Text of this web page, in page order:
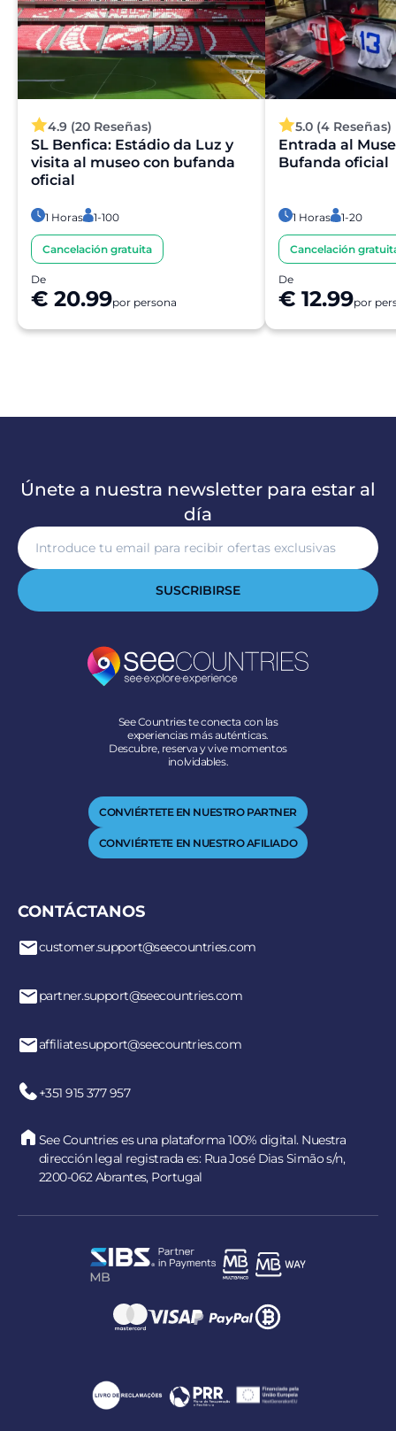
4.9 (20 Reseñas)
SL Benfica: Estádio da Luz y
visita al museo con bufanda
oficial
1 Horas 1-100
Cancelación gratuita
De
€ 20.99por persona
5.0 (4 Reseñas)
Entrada al
Bufanda oficial
1 Horas 1-20
Cancelación
De
€ 12.99por
Únete a nuestra newsletter para estar al
día
SUSCRIBIRSE
See Countries te conecta con las
experiencias más auténticas.
Descubre, reserva y vive momentos
inolvidables.
CONVIÉRTETE EN NUESTRO PARTNER
CONVIÉRTETE EN NUESTRO AFILIADO
CONTÁCTANOS
customer.support@seecountries.com
partner.support@seecountries.com
affiliate.support@seecountries.com
+351 915 377 957
See Countries es una plataforma 100% digital. Nuestra
dirección legal registrada es: Rua José Dias Simão s/n,
2200-062 Abrantes, Portugal